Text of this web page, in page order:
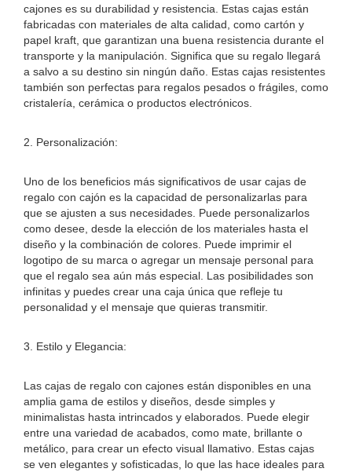
cajones es su durabilidad y resistencia. Estas cajas están
fabricadas con materiales de alta calidad, como cartón y
papel kraft, que garantizan una buena resistencia durante el
transporte y la manipulación. Significa que su regalo llegará
a salvo a su destino sin ningún daño. Estas cajas resistentes
también son perfectas para regalos pesados ​​o frágiles, como
cristalería, cerámica o productos electrónicos.
2. Personalización:
Uno de los beneficios más significativos de usar cajas de
regalo con cajón es la capacidad de personalizarlas para
que se ajusten a sus necesidades. Puede personalizarlos
como desee, desde la elección de los materiales hasta el
diseño y la combinación de colores. Puede imprimir el
logotipo de su marca o agregar un mensaje personal para
que el regalo sea aún más especial. Las posibilidades son
infinitas y puedes crear una caja única que refleje tu
personalidad y el mensaje que quieras transmitir.
3. Estilo y Elegancia:
Las cajas de regalo con cajones están disponibles en una
amplia gama de estilos y diseños, desde simples y
minimalistas hasta intrincados y elaborados. Puede elegir
entre una variedad de acabados, como mate, brillante o
metálico, para crear un efecto visual llamativo. Estas cajas
se ven elegantes y sofisticadas, lo que las hace ideales para